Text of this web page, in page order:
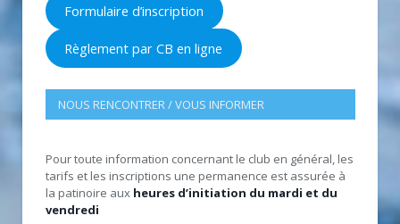
Formulaire d’inscription
Règlement par CB en ligne
NOUS RENCONTRER / VOUS INFORMER
Pour toute information concernant le club en général, les
tarifs et les inscriptions une permanence est assurée à
la patinoire aux heures d’initiation du mardi et du
vendredi